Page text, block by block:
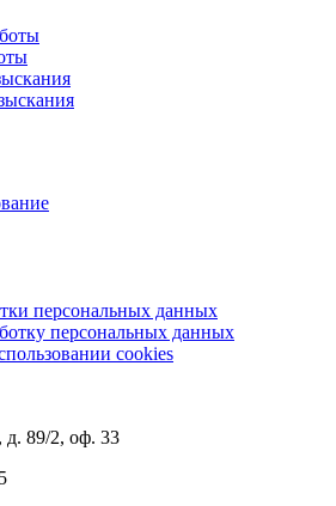
персональных данных
персональных данных
cookies
д. 89/2, оф. 33